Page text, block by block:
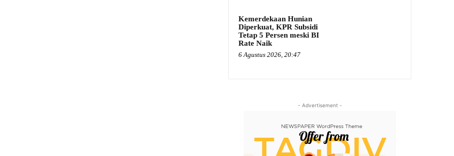
Kemerdekaan Hunian
Diperkuat, KPR Subsidi
Tetap 5 Persen meski BI
Rate Naik
6 Agustus 2026, 20:47
- Advertisement -